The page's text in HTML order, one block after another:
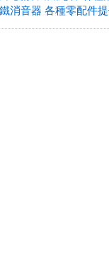
消音器 各種零配件